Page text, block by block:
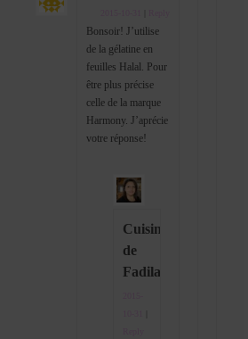
Bonsoir! J’utilise
de la gélatine en
feuilles Halal. Pour
être plus précise
celle de la marque
Harmony. J’aprécie
votre réponse!
Cuisine
de
Fadila